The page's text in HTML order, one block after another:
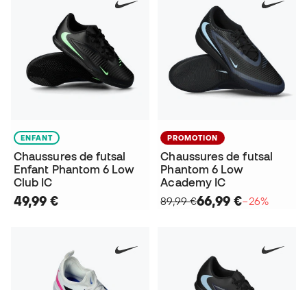
ENFANT
Chaussures de futsal
Enfant Phantom 6 Low
Club IC
49,99 €
PROMOTION
Chaussures de futsal
Phantom 6 Low
Academy IC
89,99 €66,99 €−26%